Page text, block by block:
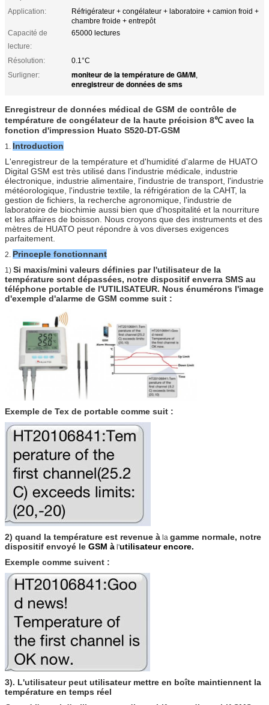
Application:
Réfrigérateur + congélateur + laboratoire + camion froid +
chambre froide + entrepôt
Capacité de
lecture:
65000 lectures
Résolution:
0.1°C
Surligner:
moniteur de la température de GM/M,
enregistreur de données de sms
Enregistreur de données médical de GSM de contrôle de
température de congélateur de la haute précision 8℃ avec la
fonction d'impression Huato S520-DT-GSM
1. Introduction
L'enregistreur de la température et d'humidité d'alarme de HUATO
Digital GSM est très utilisé dans l'industrie médicale, industrie
électronique, industrie alimentaire, l'industrie de transport, l'industrie
météorologique, l'industrie textile, la réfrigération de la CAHT, la
gestion de fichiers, la recherche agronomique, l'industrie de
laboratoire de biochimie aussi bien que d'hospitalité et la nourriture
et les affaires de boisson. Nous croyons que des instruments et des
mètres de HUATO peut répondre à vos diverses exigences
parfaitement.
2. Princeple fonctionnant
1) Si maxis/mini valeurs définies par l'utilisateur de la
température sont dépassées, notre dispositif enverra SMS au
téléphone portable de l'UTILISATEUR. Nous énumérons l'image
d'exemple d'alarme de GSM comme suit :
Exemple de Tex de portable comme suit :
2) quand la température est revenue à la gamme normale, notre
dispositif envoyé le GSM à l'utilisateur encore.
Exemple comme suivent :
3). L'utilisateur peut utilisateur mettre en boîte maintiennent la
température en temps réel